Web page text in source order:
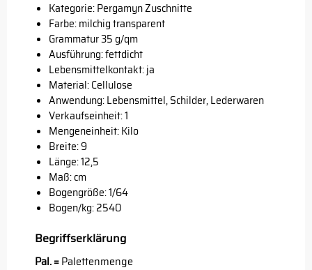
Kategorie: Pergamyn Zuschnitte
Farbe: milchig transparent
Grammatur 35 g/qm
Ausführung: fettdicht
Lebensmittelkontakt: ja
Material: Cellulose
Anwendung: Lebensmittel, Schilder, Lederwaren
Verkaufseinheit: 1
Mengeneinheit: Kilo
Breite: 9
Länge: 12,5
Maß: cm
Bogengröße: 1/64
Bogen/kg: 2540
Begriffserklärung
Pal. =Palettenmenge